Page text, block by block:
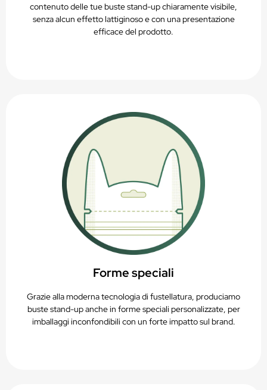
contenuto delle tue buste stand-up chiaramente visibile,
senza alcun effetto lattiginoso e con una presentazione
efficace del prodotto.
Forme speciali
Grazie alla moderna tecnologia di fustellatura, produciamo
buste stand-up anche in forme speciali personalizzate, per
imballaggi inconfondibili con un forte impatto sul brand.